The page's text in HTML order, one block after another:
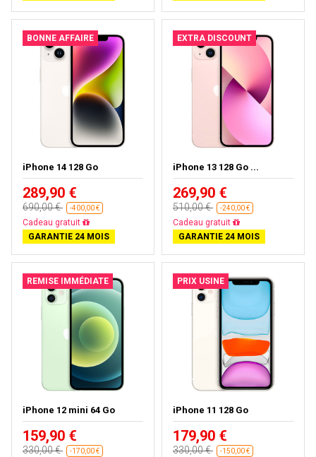
BONNE AFFAIRE
iPhone 14 128 Go
289,90 €
690,00 € -400,00 €
Livraison gratuite
GARANTIE 24 MOIS
EXTRA DISCOUNT
iPhone 13 128 Go ...
269,90 €
510,00 € -240,00 €
Livraison gratuite
GARANTIE 24 MOIS
REMISE IMMÉDIATE
iPhone 12 mini 64 Go
159,90 €
330,00 € -170,00 €
PRIX USINE
iPhone 11 128 Go
179,90 €
330,00 € -150,00 €